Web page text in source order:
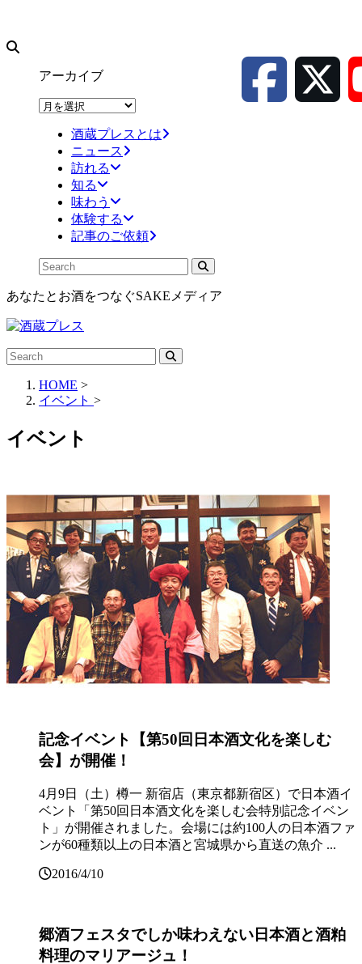
アーカイブ
ア
酒蔵プレスとは
ニュース
訪れる
知る
味わう
体験する
記事のご依頼
あなたとお酒をつなぐSAKEメディア
HOME >
イベント >
イベント
記念イベント【第50回日本酒文化を楽しむ
会】が開催！
4月9日（土）樽一 新宿店（東京都新宿区）で日本酒イ
ベント「第50回日本酒文化を楽しむ会特別記念イベン
ト」が開催されました。会場には約100人の日本酒ファ
ンが60種類以上の日本酒と宮城県から直送の魚介 ...
2016/4/10
郷酒フェスタでしか味わえない日本酒と酒粕
料理のマリアージュ！